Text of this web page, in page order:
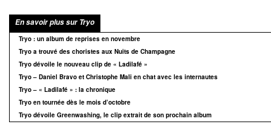
En savoir plus sur Tryo
Tryo : un album de reprises en novembre
Tryo a trouvé des choristes aux Nuits de Champagne
Tryo dévoile le nouveau clip de « Ladilafé »
Tryo – Daniel Bravo et Christophe Mali en chat avec les internautes
Tryo – « Ladilafé » : la chronique
Tryo en tournée dès le mois d’octobre
Tryo dévoile Greenwashing, le clip extrait de son prochain album